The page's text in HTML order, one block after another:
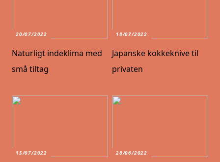
20/07/2022
Naturligt indeklima med
små tiltag
18/07/2022
Japanske kokkeknive til
privaten
15/07/2022 28/06/2022